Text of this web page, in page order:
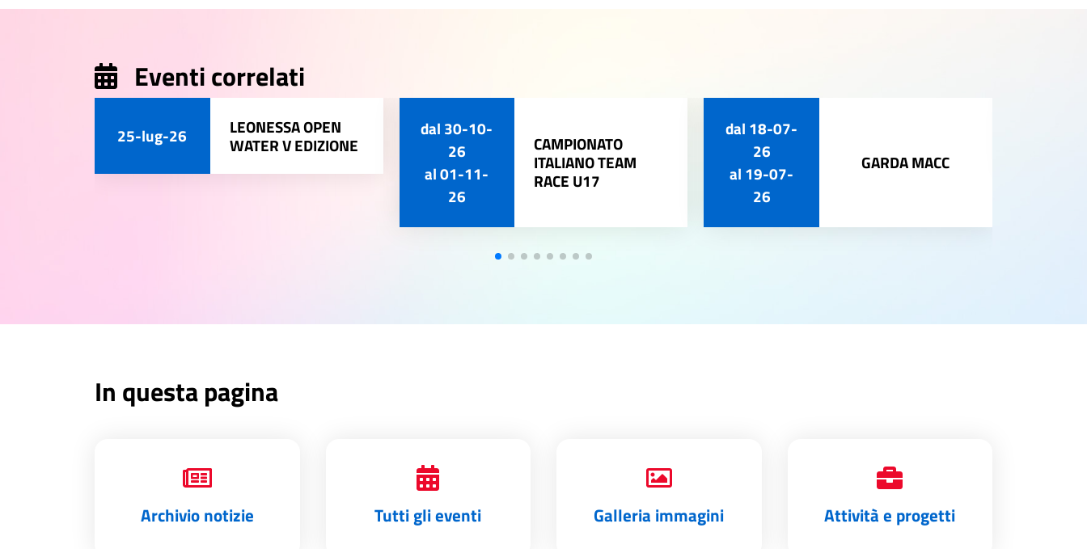
Eventi correlati
25-lug-26 LEONESSA OPEN
WATER V EDIZIONE
dal 30-10-
26
al01-11-
26
CAMPIONATO
ITALIANO TEAM
RACE U17
dal 18-07-
26
al 19-07-
26
GARDA MACC
In questa pagina
Archivio notizie Tutti gli eventi Galleria immagini Attività e progetti